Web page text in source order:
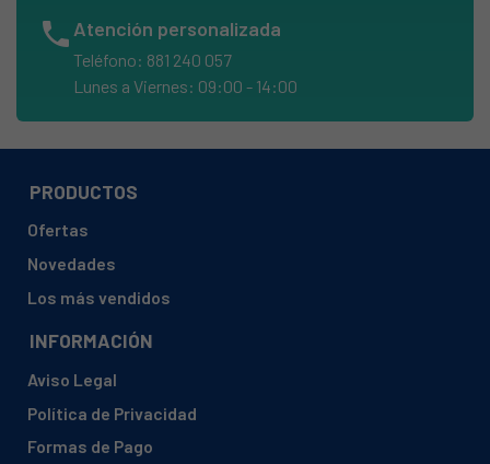
phone Atención personalizada
Teléfono: 881 240 057
Lunes a Viernes: 09:00 - 14:00
PRODUCTOS
Ofertas
Novedades
Los más vendidos
INFORMACIÓN
Aviso Legal
Política de Privacidad
Formas de Pago